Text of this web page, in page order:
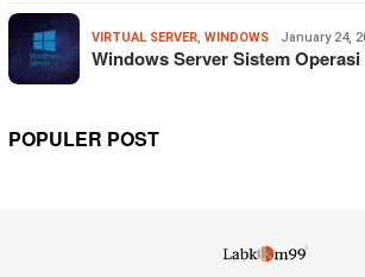
VIRTUAL SERVER WINDOWS January 24,
Windows Server Sistem
POPULER POST